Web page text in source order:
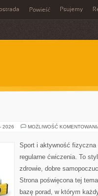
Powieść Psujemy
2026 MOŻLIWOŚĆ
Sport i aktywność
regularne ćwiczenia. To
zdrowie, dobre
Strona poświęcona tej
bazę porad, w którym